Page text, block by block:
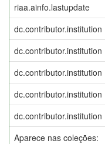
riaa.ainfo.lastupdate
dc.contributor.institution
dc.contributor.institution
dc.contributor.institution
dc.contributor.institution
dc.contributor.institution
Aparece nas coleções: